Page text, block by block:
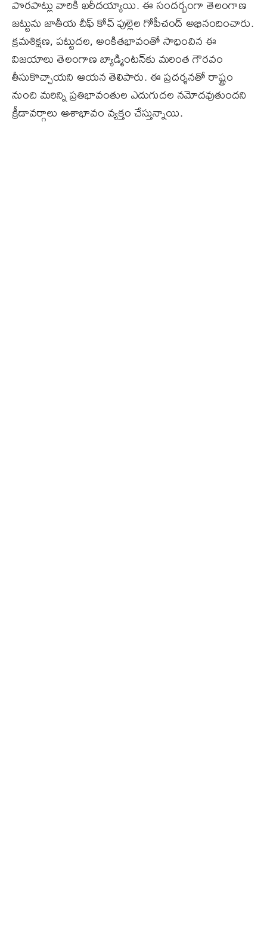
పొరపాట్లు వారికి ఖరీదయ్యాయి. ఈ సందర్భంగా తెలంగాణ
జట్టును జాతీయ చీఫ్‌ కోచ్‌ పుల్లెల గోపీచంద్ అభినందించారు.
క్రమశిక్షణ, పట్టుదల, అంకితభావంతో సాధించిన ఈ
విజయాలు తెలంగాణ బ్యాడ్మింటన్‌కు మరింత గౌరవం
తీసుకొచ్చాయని ఆయన తెలిపారు. ఈ ప్రదర్శనతో రాష్ట్రం
నుంచి మరిన్ని ప్రతిభావంతుల ఎదుగుదల నమోదవుతుందని
క్రీడావర్గాలు ఆశాభావం వ్యక్తం చేస్తున్నాయి.